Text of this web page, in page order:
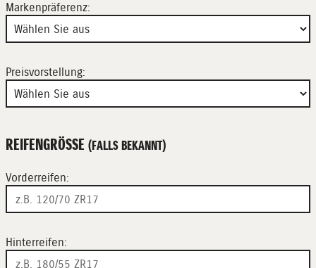
Markenpräferenz:
Preisvorstellung:
REIFENGRÖSSE (FALLS BEKANNT)
Vorderreifen:
Hinterreifen: